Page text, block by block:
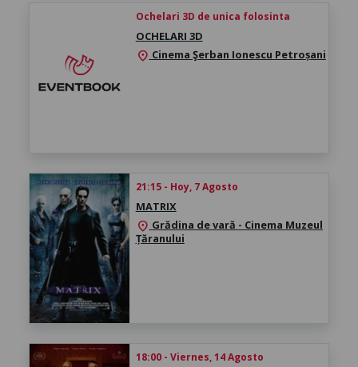
Ochelari 3D de unica folosinta
OCHELARI 3D
location_on Cinema Şerban Ionescu Petroșani
21:15 - Hoy, 7 Agosto
MATRIX
location_on Grădina de vară - Cinema Muzeul
Țăranului
18:00 - Viernes, 14 Agosto